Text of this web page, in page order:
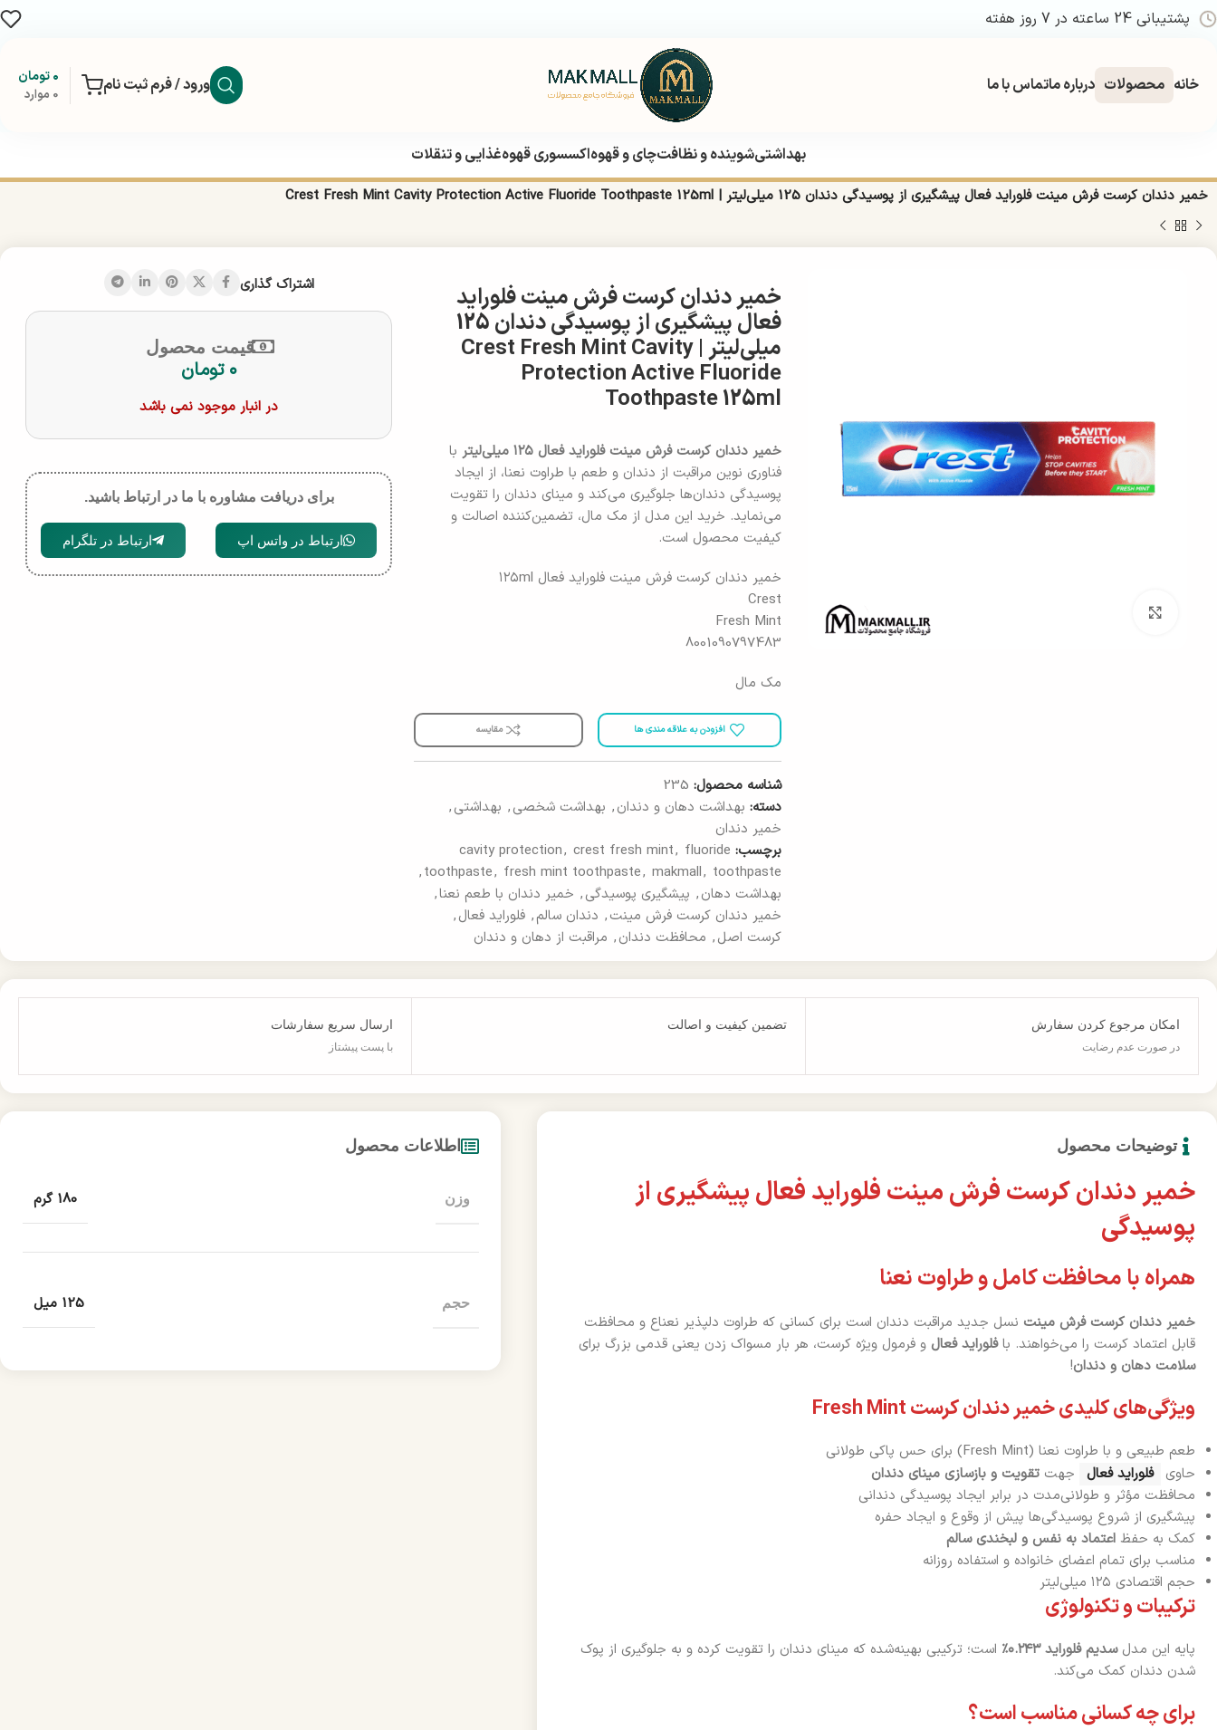
پشتیبانی 24 ساعته در 7 روز هفته
خانه محصولات درباره ماتماس با ما ورود / فرم ثبت نام 0 موارد
۰تومان
بهداشتیشوینده و نظافتچای و قهوهاکسسوری قهوهغذایی و تنقلات
خانه بهداشتی بهداشت شخصی بهداشت دهان و دندان خمیر دندان
خمیر دندان کرست فرش مینت فلوراید فعال پیشگیری از پوسیدگی دندان 125 میلی‌لیتر | Crest Fresh Mint Cavity Protection Active Fluoride Toothpaste 125ml
خمیر دندان کرست فرش مینت فلوراید
فعال پیشگیری از پوسیدگی دندان 125
میلی‌لیتر | Crest Fresh Mint Cavity
Protection Active Fluoride
Toothpaste 125ml
خمیر دندان کرست فرش مینت فلوراید فعال ۱۲۵ میلی‌لیتر
با
فناوری نوین مراقبت از دندان و طعم با طراوت نعنا، از ایجاد
پوسیدگی دندان‌ها جلوگیری می‌کند و مینای دندان را تقویت
می‌نماید. خرید این مدل از مک مال، تضمین‌کننده اصالت و
کیفیت محصول است.
خمیر دندان کرست فرش مینت فلوراید فعال ۱۲۵ml
Crest
Fresh Mint
8001090797483
مک مال
افزودن به علاقه مندی ها مقایسه
شناسه محصول: 235
دسته: بهداشت دهان و دندان, بهداشت شخصی, بهداشتی,
خمیر دندان
برچسب:
cavity protection, crest fresh mint, fluoride
toothpaste, fresh mint toothpaste, makmall, toothpaste
,
بهداشت دهان, پیشگیری پوسیدگی, خمیر دندان با طعم نعنا,
خمیر دندان کرست فرش مینت, دندان سالم, فلوراید فعال,
کرست اصل, محافظت دندان, مراقبت از دهان و دندان
اشتراک گذاری
قیمت محصول
۰ تومان
در انبار موجود نمی باشد
برای دریافت مشاوره با ما در ارتباط باشید.
ارتباط در واتس اپ ارتباط در تلگرام
امکان مرجوع کردن سفارش
در صورت عدم رضایت
تضمین کیفیت و اصالت ارسال سریع سفارشات
با پست پیشتاز
توضیحات محصول
خمیر دندان کرست فرش مینت فلوراید فعال پیشگیری از
پوسیدگی
همراه با محافظت کامل و طراوت نعنا
خمیر دندان کرست فرش مینت نسل جدید مراقبت دندان است برای کسانی که طراوت دلپذیر نعناع و محافظت
قابل اعتماد کرست را می‌خواهند. بافلوراید فعال و فرمول ویژه کرست، هر بار مسواک زدن یعنی قدمی بزرگ برای
سلامت دهان و دندان!
ویژگی‌های کلیدی خمیر دندان کرست Fresh Mint
طعم طبیعی و با طراوت نعنا (Fresh Mint) برای حس پاکی طولانی
حاوی
فلوراید فعال جهت تقویت و بازسازی مینای دندان
محافظت مؤثر و طولانی‌مدت در برابر ایجاد پوسیدگی دندانی
پیشگیری از شروع پوسیدگی‌ها پیش از وقوع و ایجاد حفره
کمک به حفظ اعتماد به نفس و لبخندی سالم
مناسب برای تمام اعضای خانواده و استفاده روزانه
حجم اقتصادی ۱۲۵ میلی‌لیتر
ترکیبات و تکنولوژی
پایه این مدلسدیم فلوراید ۰.۲۴۳٪
است؛ ترکیبی بهینه‌شده که مینای دندان را تقویت کرده و به جلوگیری از پوک
شدن دندان کمک می‌کند.
برای چه کسانی مناسب است؟
اطلاعات محصول
وزن 180 گرم
حجم 125 میل